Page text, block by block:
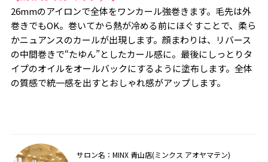
26mmのアイロンで全体をワンカール強巻きます。毛先は外
巻きでもOK。巻いてから熱が冷める前にほぐすことで、柔ら
かニュアンスのカールが出現します。顔まわりは、リバース
の中間巻きで“たゆん”としたカール感に。最後にしっとりタ
イプのオイルをオールバックにするように塗布します。全体
の質感で統一感を出すとおしゃれ感がアップします。
サロン名：MINX 青山店(ミンクス アオヤマテン)